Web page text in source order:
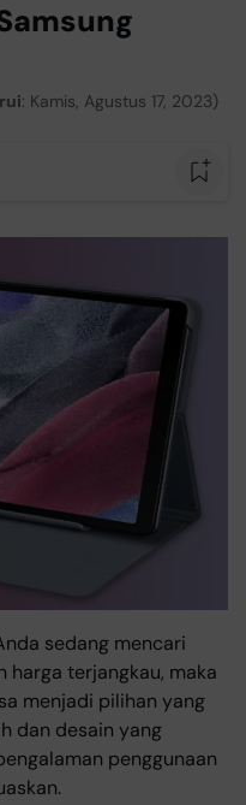
: Kamis, Agustus 17, 2023)
sedang mencari
terjangkau, maka
menjadi pilihan yang
dan desain yang
penggunaan